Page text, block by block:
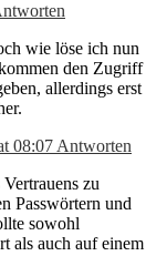
wie löse ich nun
den Zugriff
allerdings erst
08:07 Antworten
zu
Passwörtern und
sowohl
als auch auf einem